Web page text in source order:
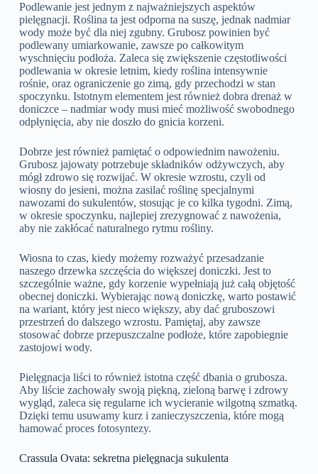
Podlewanie jest jednym z najważniejszych aspektów
pielęgnacji. Roślina ta jest odporna na suszę, jednak nadmiar
wody może być dla niej zgubny. Grubosz powinien być
podlewany umiarkowanie, zawsze po całkowitym
wyschnięciu podłoża. Zaleca się zwiększenie częstotliwości
podlewania w okresie letnim, kiedy roślina intensywnie
rośnie, oraz ograniczenie go zimą, gdy przechodzi w stan
spoczynku. Istotnym elementem jest również dobra drenaż w
doniczce – nadmiar wody musi mieć możliwość swobodnego
odpłynięcia, aby nie doszło do gnicia korzeni.
Dobrze jest również pamiętać o odpowiednim nawożeniu.
Grubosz jajowaty potrzebuje składników odżywczych, aby
mógł zdrowo się rozwijać. W okresie wzrostu, czyli od
wiosny do jesieni, można zasilać roślinę specjalnymi
nawozami do sukulentów, stosując je co kilka tygodni. Zimą,
w okresie spoczynku, najlepiej zrezygnować z nawożenia,
aby nie zakłócać naturalnego rytmu rośliny.
Wiosna to czas, kiedy możemy rozważyć przesadzanie
naszego drzewka szczęścia do większej doniczki. Jest to
szczególnie ważne, gdy korzenie wypełniają już całą objętość
obecnej doniczki. Wybierając nową doniczkę, warto postawić
na wariant, który jest nieco większy, aby dać gruboszowi
przestrzeń do dalszego wzrostu. Pamiętaj, aby zawsze
stosować dobrze przepuszczalne podłoże, które zapobiegnie
zastojowi wody.
Pielęgnacja liści to również istotna część dbania o grubosza.
Aby liście zachowały swoją piękną, zieloną barwę i zdrowy
wygląd, zaleca się regularne ich wycieranie wilgotną szmatką.
Dzięki temu usuwamy kurz i zanieczyszczenia, które mogą
hamować proces fotosyntezy.
Crassula Ovata: sekretna pielęgnacja sukulenta